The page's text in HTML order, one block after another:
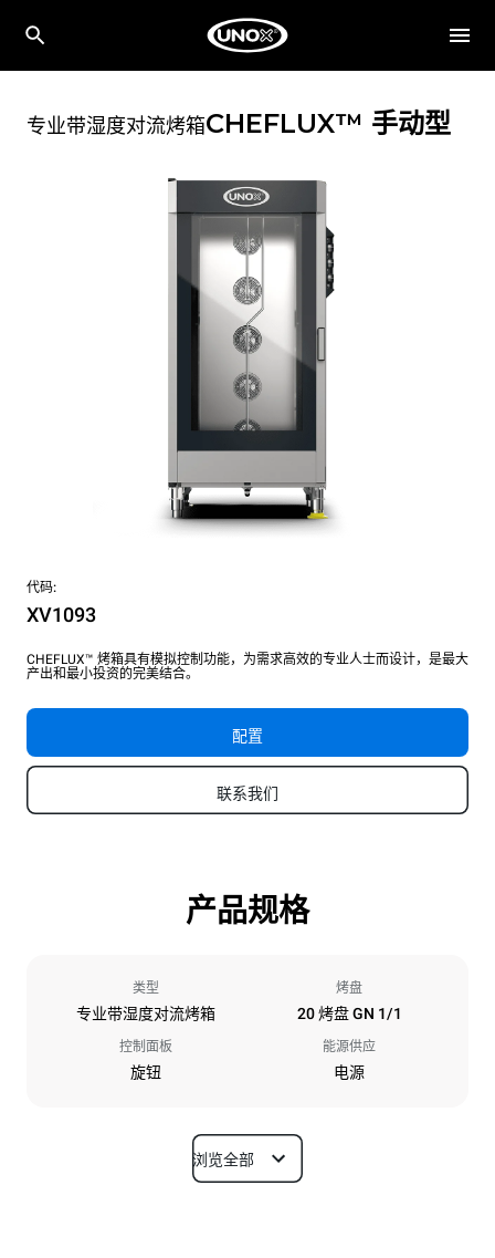
专业带湿度对流烤箱CHEFLUX™ 手动型
代码:
XV1093
CHEFLUX™ 烤箱具有模拟控制功能，为需求高效的专业人士而设计，是最大
产出和最小投资的完美结合。
配置
联系我们
产品规格
类型
专业带湿度对流烤箱
烤盘
20 烤盘 GN 1/1
控制面板
旋钮
能源供应
电源
尺寸
浏览全部